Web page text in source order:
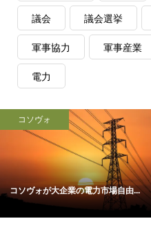
議会 議会選挙
軍事協力 軍事産業
電力
コソヴォ
コソヴォが大企業の電力市場自由...